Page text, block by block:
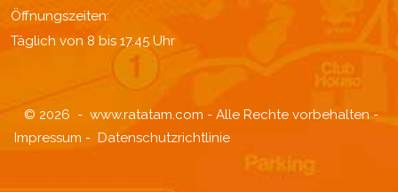
Öffnungszeiten:
Täglich von 8 bis 17.45 Uhr
© 2026 - www.ratatam.com - Alle Rechte vorbehalten -
Impressum - Datenschutzrichtlinie